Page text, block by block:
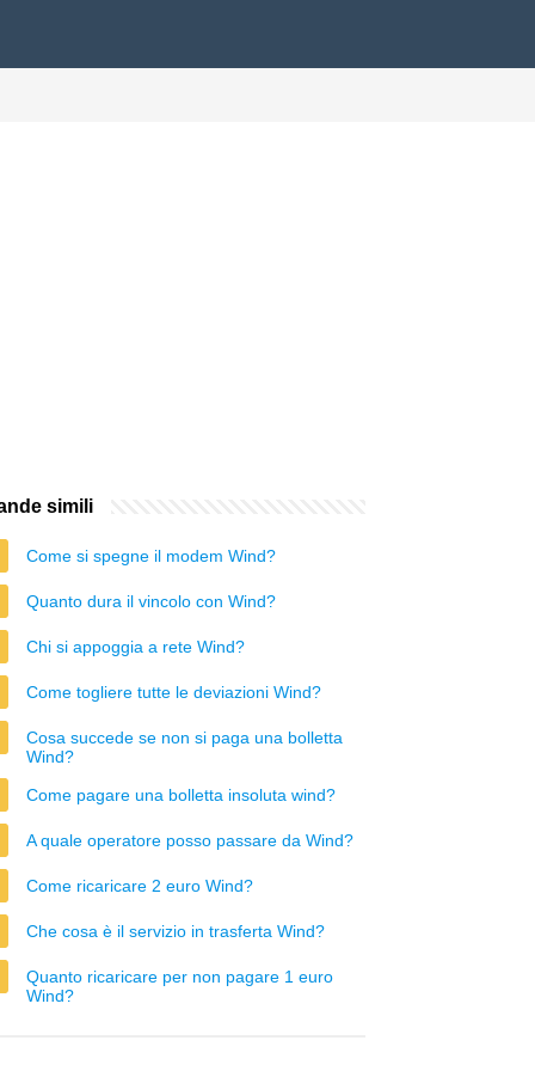
simili
Come si spegne il modem Wind?
Quanto dura il vincolo con Wind?
Chi si appoggia a rete Wind?
Come togliere tutte le deviazioni Wind?
Cosa succede se non si paga una bolletta
Wind?
Come pagare una bolletta insoluta wind?
A quale operatore posso passare da Wind?
Come ricaricare 2 euro Wind?
Che cosa è il servizio in trasferta Wind?
Quanto ricaricare per non pagare 1 euro
Wind?